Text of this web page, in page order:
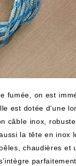
fumée, on est
est dotée d’une
câble ⁤inox,
la tête en inox
chaudières et